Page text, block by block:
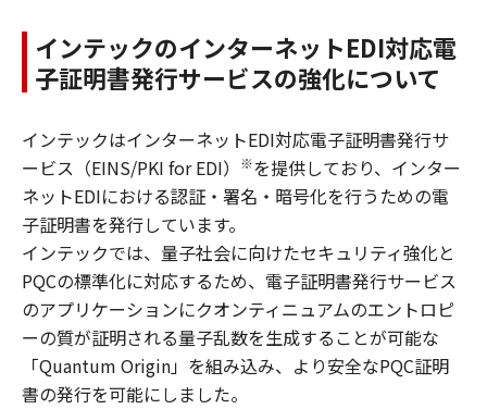
インテックのインターネットEDI対応電
子証明書発行サービスの強化について
インテックはインターネットEDI対応電子証明書発行サ
ービス（EINS/PKI for EDI）
※を提供しており、インター
ネットEDIにおける認証・署名・暗号化を行うための電
子証明書を発行しています。
インテックでは、量子社会に向けたセキュリティ強化と
PQCの標準化に対応するため、電子証明書発行サービス
のアプリケーションにクオンティニュアムのエントロピ
ーの質が証明される量子乱数を生成することが可能な
「Quantum Origin」を組み込み、より安全なPQC証明
書の発行を可能にしました。